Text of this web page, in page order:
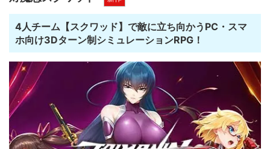
4人チーム【スクワッド】で敵に立ち向かうPC・スマ
ホ向け3Dターン制シミュレーションRPG！